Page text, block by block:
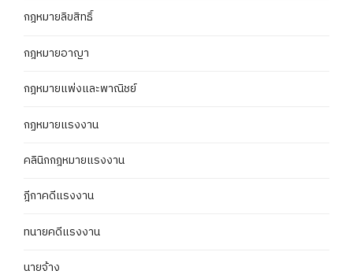
กฎหมายลิขสิทธิ์
กฎหมายอาญา
กฎหมายแพ่งและพาณิชย์
กฏหมายแรงงาน
คลินิกกฎหมายแรงงาน
ฎีกาคดีแรงงาน
ทนายคดีแรงงาน
นายจ้าง